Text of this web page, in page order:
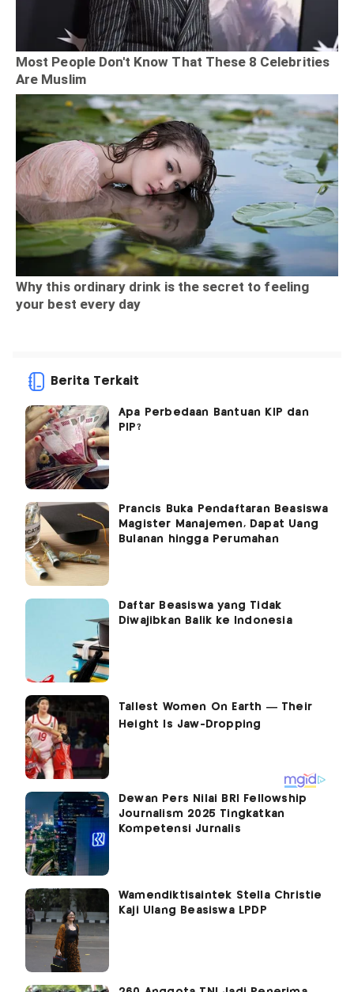
Berita Terkait
Apa Perbedaan Bantuan KIP dan
PIP?
Prancis Buka Pendaftaran Beasiswa
Magister Manajemen, Dapat Uang
Bulanan hingga Perumahan
Daftar Beasiswa yang Tidak
Diwajibkan Balik ke Indonesia
Dewan Pers Nilai BRI Fellowship
Journalism 2025 Tingkatkan
Kompetensi Jurnalis
Wamendiktisaintek Stella Christie
Kaji Ulang Beasiswa LPDP